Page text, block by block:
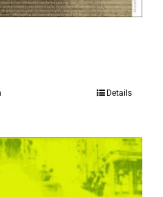
Details